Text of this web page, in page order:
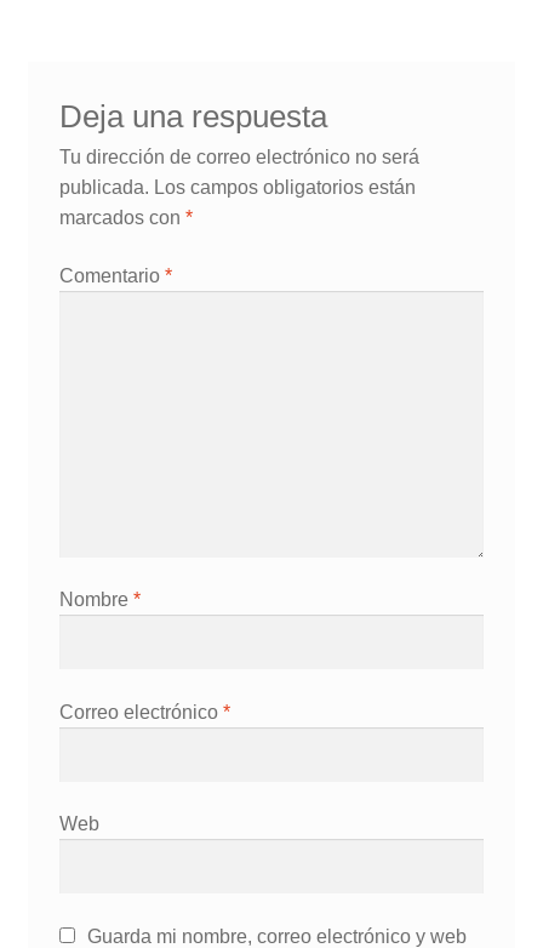
Deja una respuesta
Tu dirección de correo electrónico no será
publicada. Los campos obligatorios están
marcados con *
Comentario *
Nombre *
Correo electrónico *
Web
Guarda mi nombre, correo electrónico y web